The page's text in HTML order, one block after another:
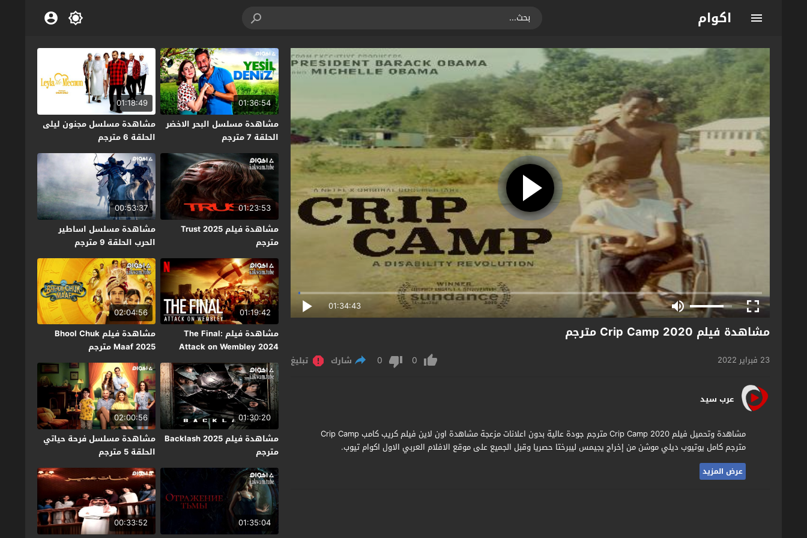
اكوام
01:34:43
مشاهدة فيلم Crip Camp 2020 مترجم
23 فبراير 2022 0
0 شارك تبليغ
عرب سيد
مشاهدة وتحميل فيلم Crip Camp 2020 مترجم جودة عالية بدون اعلانات مزعجة مشاهدة اون لاين فيلم كريب كامب Crip Camp
مترجم كامل يوتيوب ديلي موشن من إخراج يجيمس ليبرختا حصريا وقبل الجميع على موقع الافلام العربي الاول اكوام تيوب.
عرض المزيد
01:36:54
مشاهدة مسلسل البحر الاخضر
الحلقة 7 مترجم
01:18:49
مشاهدة مسلسل مجنون ليلى
الحلقة 6 مترجم
01:23:53
مشاهدة فيلم Trust 2025
مترجم
00:53:37
مشاهدة مسلسل اساطير
الحرب الحلقة 9 مترجم
01:19:42
مشاهدة فيلم The Final:
Attack on Wembley 2024
مترجم
02:04:56
مشاهدة فيلم Bhool Chuk
Maaf 2025 مترجم
01:30:20
مشاهدة فيلم Backlash 2025
مترجم
02:00:56
مشاهدة مسلسل فرحة حياتي
الحلقة 5 مترجم
01:35:04
00:33:52